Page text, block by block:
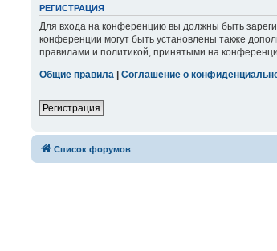
РЕГИСТРАЦИЯ
Для входа на конференцию вы должны быть
конференции могут быть установлены также
правилами и политикой, принятыми на
Общие правила |Соглашение о
Регистрация
Список форумов